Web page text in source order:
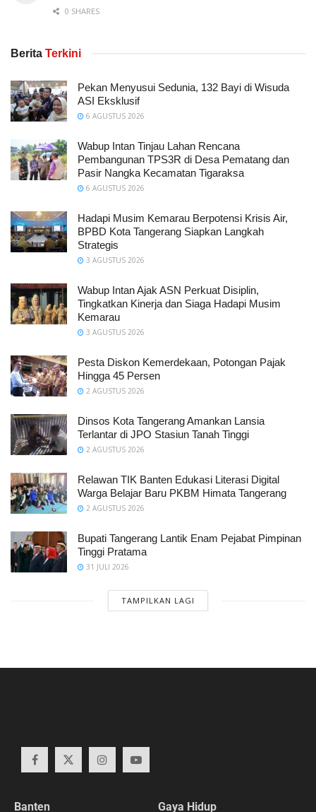
0 SHARES
Berita Terkini
Pekan Menyusui Sedunia, 132 Bayi di Wisuda
ASI Eksklusif
6 AGUSTUS 2026
Wabup Intan Tinjau Lahan Rencana
Pembangunan TPS3R di Desa Pematang dan
Pasir Nangka Kecamatan Tigaraksa
6 AGUSTUS 2026
Hadapi Musim Kemarau Berpotensi Krisis Air,
BPBD Kota Tangerang Siapkan Langkah
Strategis
3 AGUSTUS 2026
Wabup Intan Ajak ASN Perkuat Disiplin,
Tingkatkan Kinerja dan Siaga Hadapi Musim
Kemarau
3 AGUSTUS 2026
Pesta Diskon Kemerdekaan, Potongan Pajak
Hingga 45 Persen
2 AGUSTUS 2026
Dinsos Kota Tangerang Amankan Lansia
Terlantar di JPO Stasiun Tanah Tinggi
2 AGUSTUS 2026
Relawan TIK Banten Edukasi Literasi Digital
Warga Belajar Baru PKBM Himata Tangerang
2 AGUSTUS 2026
Bupati Tangerang Lantik Enam Pejabat Pimpinan
Tinggi Pratama
31 JULI 2026
TAMPILKAN LAGI
Banten Gaya Hidup